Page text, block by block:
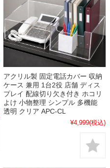
アクリル製 固定電話カバー 収納
ケース 兼用 1台2役 店舗 ディス
プレイ 配線切り欠き付き ホコリ
よけ 小物整理 シンプル 多機能
透明 クリア APC-CL
¥4,999(税込)